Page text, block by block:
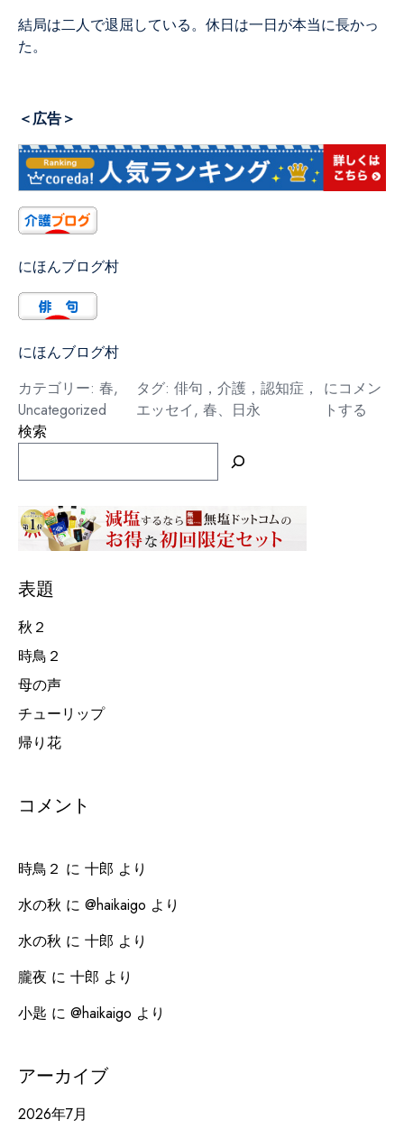
結局は二人で退屈している。休日は一日が本当に長かっ
た。
＜広告＞
にほんブログ村
にほんブログ村
カテゴリー: 春,
Uncategorized
タグ:俳句，介護，認知症，
エッセイ,春、日永
日
永
にコメン
トする
検索
表題
秋２
時鳥２
母の声
チューリップ
帰り花
コメント
時鳥２ に 十郎 より
水の秋 に @haikaigo より
水の秋 に 十郎 より
朧夜 に 十郎 より
小匙 に @haikaigo より
アーカイブ
2026年7月